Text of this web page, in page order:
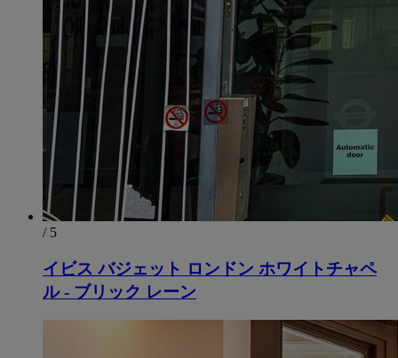
/ 5
イビス バジェット ロンドン ホワイトチャペ
ル - ブリック レーン